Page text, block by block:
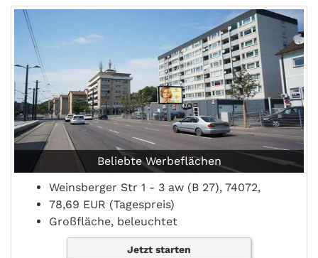
Beliebte Werbeflächen
Weinsberger Str 1 - 3 aw (B 27), 74072,
78,69 EUR (Tagespreis)
Großfläche, beleuchtet
Jetzt starten